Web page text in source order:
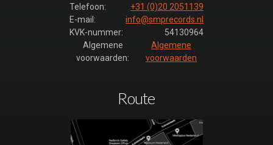
Telefoon:
+31 (0)20 2051139
E-mail:
info@smprecords.nl
KVK-nummer:
54130964
Algemene
voorwaarden:
Algemene
voorwaarden
Route